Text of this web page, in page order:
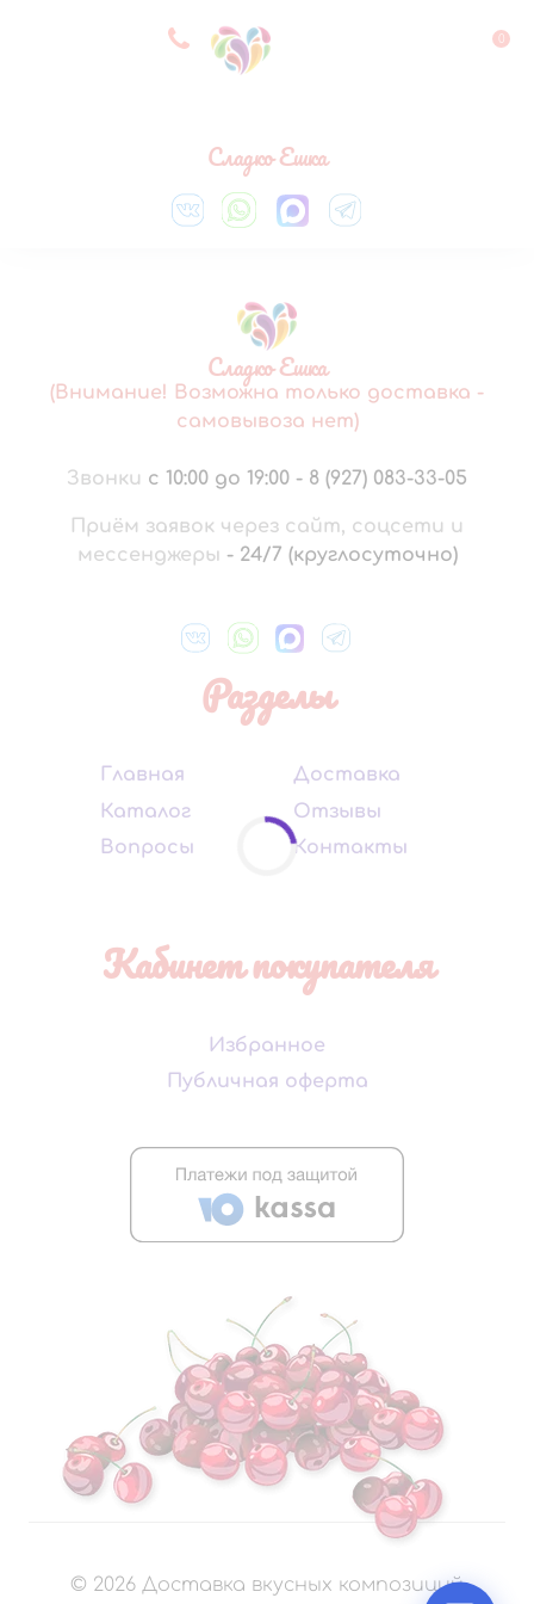
8 927 083 33 05 0
Сладко Ешка
Сладко Ешка
(Внимание! Возможна только доставка -
самовывоза нет)
Звонки с 10:00 до 19:00 - 8 (927) 083-33-05
Приём заявок через сайт, соцсети и
мессенджеры - 24/7 (круглосуточно)
Разделы
Главная
Каталог
Вопросы
Доставка
Отзывы
Контакты
Кабинет покупателя
Избранное
Публичная оферта
© 2026 Доставка вкусных композиций